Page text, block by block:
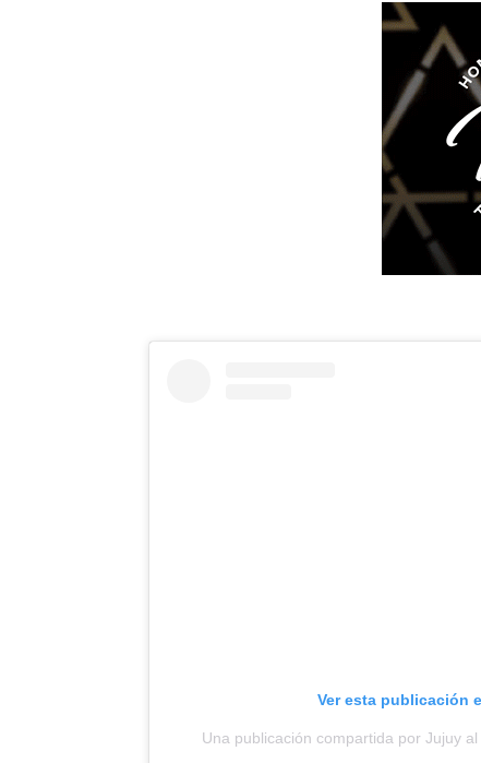
Ver esta publicación
Una publicación compartida por Jujuy